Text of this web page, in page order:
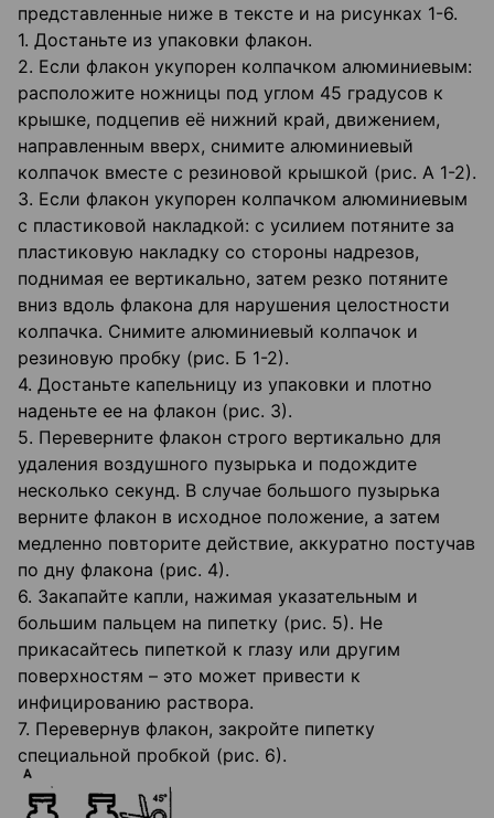
представленные ниже в тексте и на рисунках 1-6.
1. Достаньте из упаковки флакон.
2. Если флакон укупорен колпачком алюминиевым:
расположите ножницы под углом 45 градусов к
крышке, подцепив её нижний край, движением,
направленным вверх, снимите алюминиевый
колпачок вместе с резиновой крышкой (рис. А 1-2).
3. Если флакон укупорен колпачком алюминиевым
с пластиковой накладкой: с усилием потяните за
пластиковую накладку со стороны надрезов,
поднимая ее вертикально, затем резко потяните
вниз вдоль флакона для нарушения целостности
колпачка. Снимите алюминиевый колпачок и
резиновую пробку (рис. Б 1-2).
4. Достаньте капельницу из упаковки и плотно
наденьте ее на флакон (рис. 3).
5. Переверните флакон строго вертикально для
удаления воздушного пузырька и подождите
несколько секунд. В случае большого пузырька
верните флакон в исходное положение, а затем
медленно повторите действие, аккуратно постучав
по дну флакона (рис. 4).
6. Закапайте капли, нажимая указательным и
большим пальцем на пипетку (рис. 5). Не
прикасайтесь пипеткой к глазу или другим
поверхностям – это может привести к
инфицированию раствора.
7. Перевернув флакон, закройте пипетку
специальной пробкой (рис. 6).